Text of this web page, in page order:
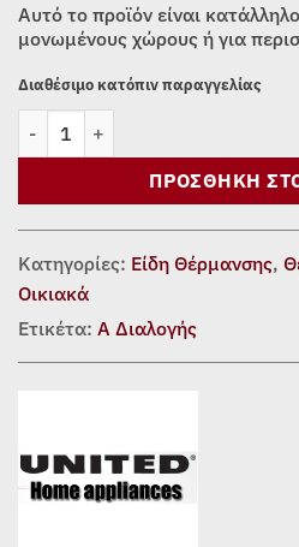
Αυτό το προϊόν είναι
μονωμένους χώρους ή για
Διαθέσιμο κατόπιν παραγγελίας
ΘΕΡΜΑΝΤΙΚΟ ΠΑΝΕΛ MICA UNITED
ΠΡΟΣΘΉΚΗ
Κατηγορίες: Είδη Θέρμανσης,
Οικιακά
Ετικέτα: Α Διαλογής